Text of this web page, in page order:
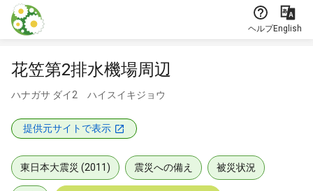
本文に飛ぶ
ヘルプEnglish
花笠第2排水機場周辺
ハナガサ ダイ2 ハイスイキジョウ
提供元サイトで表示
東日本大震災 (2011) 震災への備え 被災状況